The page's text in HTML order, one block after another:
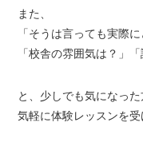
また、
「そうは言っても実際
「校舎の雰囲気は？」
と、少しでも気になった
気軽に体験レッスンを受